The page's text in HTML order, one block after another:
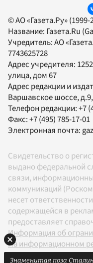
© АО «Газета.Ру»
Название: Газета.Ru
Учредитель:АО
7743625728
Адрес учредителя:
улица, дом 67
Адрес редакции и
Варшавское шоссе,
Телефон редакции:+7
Факс:+7 (495) 785-17-01
Электронная почта:
Свидетельство о
выдано федеральной
связи,
коммуникаций
несет
содержащейся в
предоставляет
Информация об
На информационном
рекомендательные
Знаменитая поза